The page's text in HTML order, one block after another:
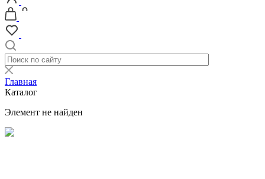
Главная
Каталог
Элемент не найден